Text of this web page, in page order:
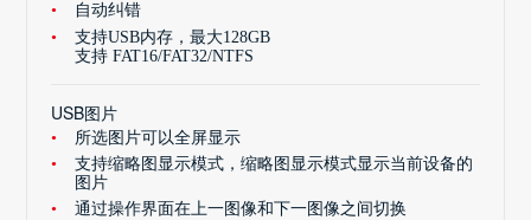
自动纠错
支持USB内存，最大128GB
支持 FAT16/FAT32/NTFS
USB图片
所选图片可以全屏显示
支持缩略图显示模式，缩略图显示模式显示当前设备的
图片
通过操作界面在上一图像和下一图像之间切换